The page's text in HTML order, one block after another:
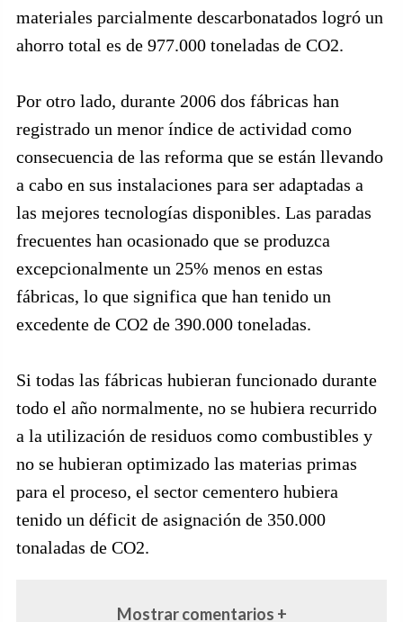
materiales parcialmente descarbonatados logró un
ahorro total es de 977.000 toneladas de CO2.
Por otro lado, durante 2006 dos fábricas han
registrado un menor índice de actividad como
consecuencia de las reforma que se están llevando
a cabo en sus instalaciones para ser adaptadas a
las mejores tecnologías disponibles. Las paradas
frecuentes han ocasionado que se produzca
excepcionalmente un 25% menos en estas
fábricas, lo que significa que han tenido un
excedente de CO2 de 390.000 toneladas.
Si todas las fábricas hubieran funcionado durante
todo el año normalmente, no se hubiera recurrido
a la utilización de residuos como combustibles y
no se hubieran optimizado las materias primas
para el proceso, el sector cementero hubiera
tenido un déficit de asignación de 350.000
tonaladas de CO2.
Mostrar comentarios +